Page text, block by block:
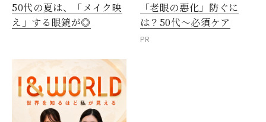
50代の夏は、「メイク映
え」する眼鏡が◎
「老眼の悪化」防ぐに
は？50代～必須ケア
PR